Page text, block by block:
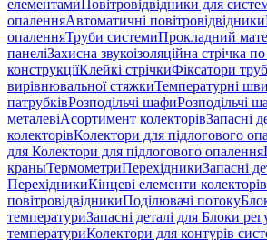
елементамиПовітровідвідники для
опаленняАвтоматичні повітровідвідники
опаленняТруби системиПрокладний
панеліЗахисна звукоізоляційна стрічка
конструкціїКлейкі стрічкиФіксатори труб
вирівнювальної стяжкиТемпературні шви
патрубківРозподільчі шафиРозподільчі
металевіАсортимент колекторівЗапасні
колекторівКолектори для підлогового
для Колектори для підлогового опалення
краныТермометриПерехідникиЗапасні
ПерехідникиКінцеві елементи колекторів
повітровідвідникиПоділювачі потоку
температуриЗапасні деталі для Блоки
температуриКолектори для контурів